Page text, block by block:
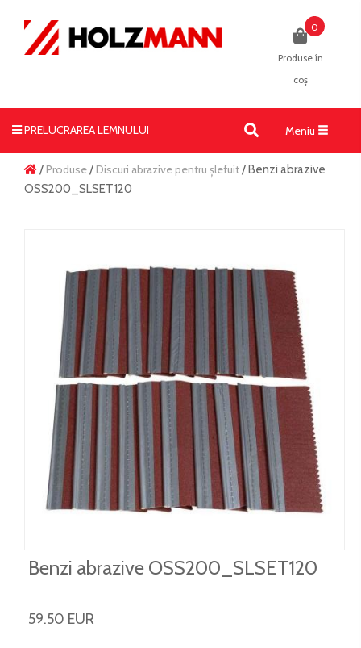
0
Produse în
coș
PRELUCRAREA LEMNULUI Meniu Toggle
/ Produse/ Discuri abrazive pentru șlefuit/ Benzi abrazive
OSS200_SLSET120
Benzi abrazive OSS200_SLSET120
59.50 EUR